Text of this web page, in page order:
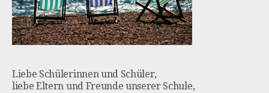
Liebe Schülerinnen und Schüler,
liebe Eltern und Freunde unserer Schule,